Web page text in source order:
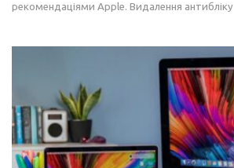
рекомендаціями Apple. Видалення антибліку